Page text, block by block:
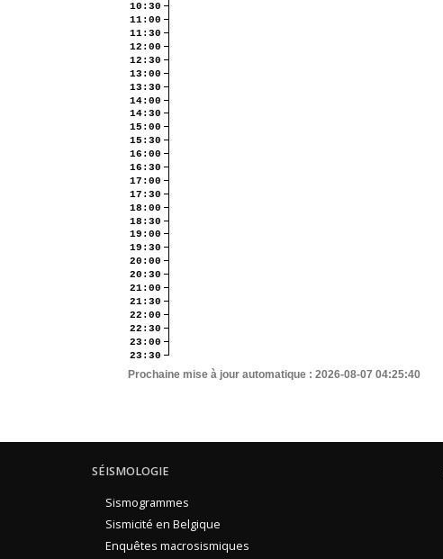
10:30
11:00
11:30
12:00
12:30
13:00
13:30
14:00
14:30
15:00
15:30
16:00
16:30
17:00
17:30
18:00
18:30
19:00
19:30
20:00
20:30
21:00
21:30
22:00
22:30
23:00
23:30
Prochaine mise à jour automatique : 2026-08-07 04:25:40
SÉISMOLOGIE
Sismogrammes
Sismicité en Belgique
Enquêtes macrosismiques